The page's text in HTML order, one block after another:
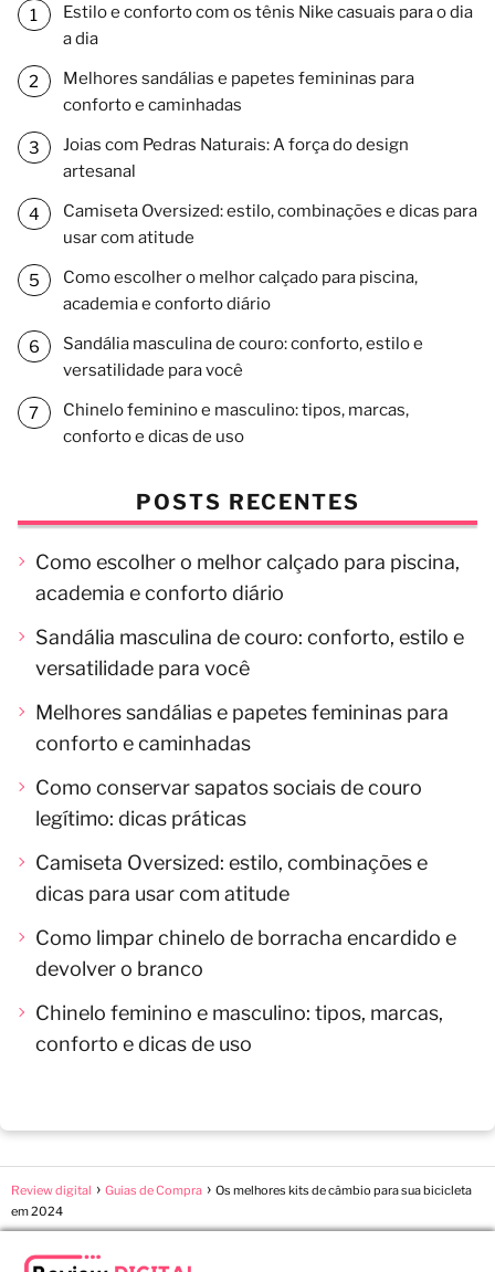
Estilo e conforto com os tênis Nike casuais para o dia
a dia
Melhores sandálias e papetes femininas para
conforto e caminhadas
Joias com Pedras Naturais: A força do design
artesanal
Camiseta Oversized: estilo, combinações e dicas para
usar com atitude
Como escolher o melhor calçado para piscina,
academia e conforto diário
Sandália masculina de couro: conforto, estilo e
versatilidade para você
Chinelo feminino e masculino: tipos, marcas,
conforto e dicas de uso
POSTS RECENTES
Como escolher o melhor calçado para piscina,
academia e conforto diário
Sandália masculina de couro: conforto, estilo e
versatilidade para você
Melhores sandálias e papetes femininas para
conforto e caminhadas
Como conservar sapatos sociais de couro
legítimo: dicas práticas
Camiseta Oversized: estilo, combinações e
dicas para usar com atitude
Como limpar chinelo de borracha encardido e
devolver o branco
Chinelo feminino e masculino: tipos, marcas,
conforto e dicas de uso
Review digital Guias de Compra
Os melhores kits de câmbio para sua bicicleta
em 2024